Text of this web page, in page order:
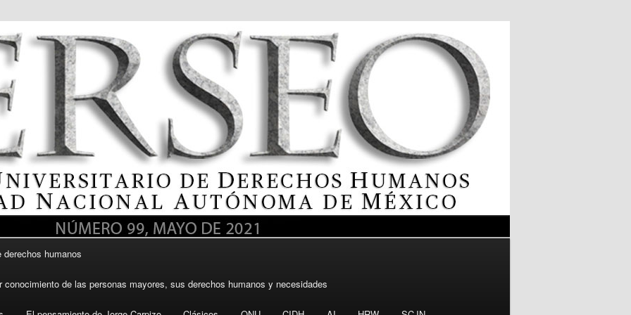
UNAM
derechos humanos
de las personas mayores, sus derechos humanos y necesidades